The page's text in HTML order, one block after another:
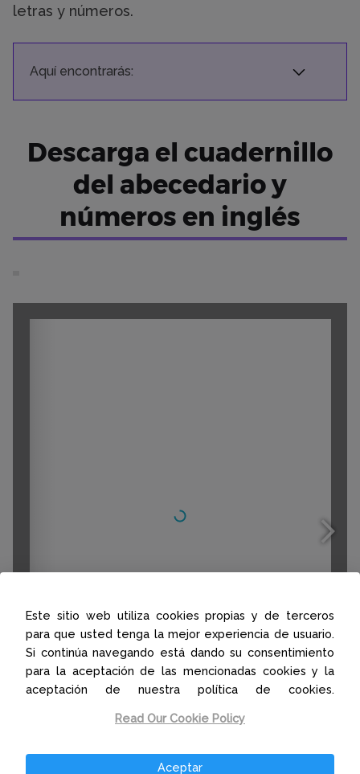
letras y números.
Aquí encontrarás:
Descarga el cuadernillo
del abecedario y
números en inglés
Este sitio web utiliza cookies propias y de terceros
para que usted tenga la mejor experiencia de usuario.
Si continúa navegando está dando su consentimiento
para la aceptación de las mencionadas cookies y la
aceptación de nuestra política de cookies.
Read Our Cookie Policy
Aceptar